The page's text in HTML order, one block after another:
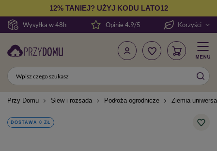
Wysyłka w 48h
12% TANIEJ? UŻYJ KODU LATO12
Opinie 4.9/5 Korzyści
Przy Domu Siew i rozsada Podłoża ogrodnicze Ziemia
DOSTAWA 0 ZŁ